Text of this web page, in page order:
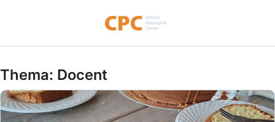
Thema: Docent